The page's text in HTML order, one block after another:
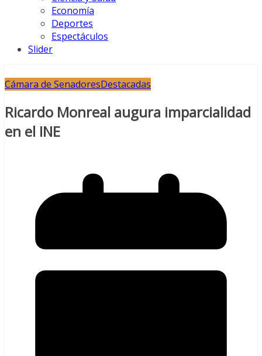
Economía
Deportes
Espectáculos
Slider
Cámara de SenadoresDestacadas
Ricardo Monreal augura imparcialidad
en el INE